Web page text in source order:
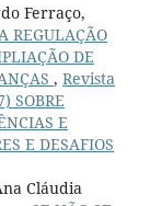
Ferraço,
REGULAÇÃO
DE
, Revista
SOBRE
E
E DESAFIOS
Cláudia